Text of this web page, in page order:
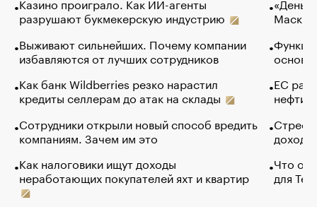
разрушают букмекерскую индустрию
Выживают сильнейших. Почему компании
избавляются от лучших сотрудников
Как банк Wildberries резко нарастил
кредиты селлерам до атак на склады
Сотрудники открыли новый способ вредить
компаниям. Зачем им это
Как налоговики ищут доходы
неработающих покупателей яхт и квартир
Маск в
основ
ЕС
нефти
Что
для